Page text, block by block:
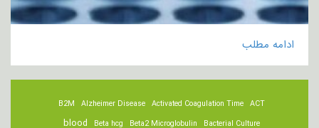
ادامه مطلب
ACT
Activated Coagulation Time
Alzheimer Disease
B2M
Bacterial Culture
Beta2 Microglobulin
Beta hcg
blood